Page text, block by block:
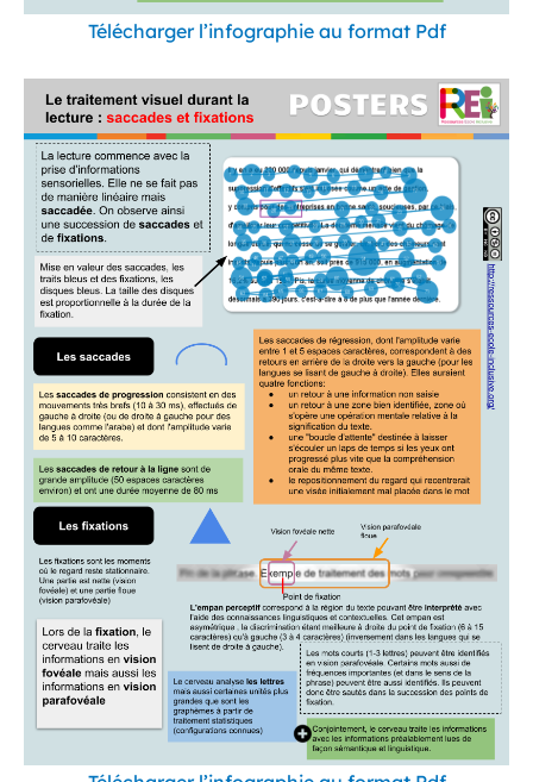
Télécharger l’infographie au format Pdf